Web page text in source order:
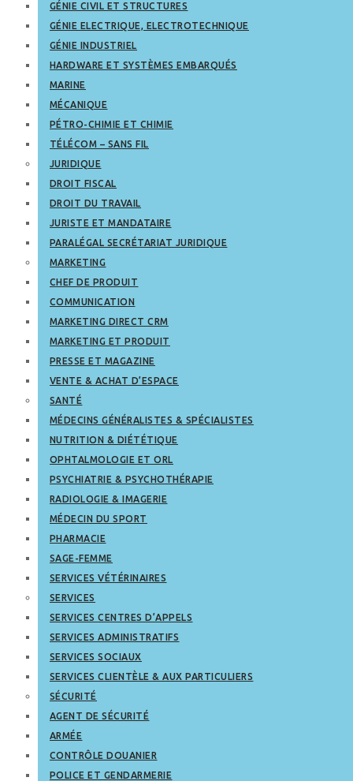
GÉNIE CIVIL ET STRUCTURES
GÉNIE ELECTRIQUE, ELECTROTECHNIQUE
GÉNIE INDUSTRIEL
HARDWARE ET SYSTÈMES EMBARQUÉS
MARINE
MÉCANIQUE
PÉTRO-CHIMIE ET CHIMIE
TÉLÉCOM – SANS FIL
JURIDIQUE
DROIT FISCAL
DROIT DU TRAVAIL
JURISTE ET MANDATAIRE
PARALÉGAL SECRÉTARIAT JURIDIQUE
MARKETING
CHEF DE PRODUIT
COMMUNICATION
MARKETING DIRECT CRM
MARKETING ET PRODUIT
PRESSE ET MAGAZINE
VENTE & ACHAT D’ESPACE
SANTÉ
MÉDECINS GÉNÉRALISTES & SPÉCIALISTES
NUTRITION & DIÉTÉTIQUE
OPHTALMOLOGIE ET ORL
PSYCHIATRIE & PSYCHOTHÉRAPIE
RADIOLOGIE & IMAGERIE
MÉDECIN DU SPORT
PHARMACIE
SAGE-FEMME
SERVICES VÉTÉRINAIRES
SERVICES
SERVICES CENTRES D’APPELS
SERVICES ADMINISTRATIFS
SERVICES SOCIAUX
SERVICES CLIENTÈLE & AUX PARTICULIERS
SÉCURITÉ
AGENT DE SÉCURITÉ
ARMÉE
CONTRÔLE DOUANIER
POLICE ET GENDARMERIE